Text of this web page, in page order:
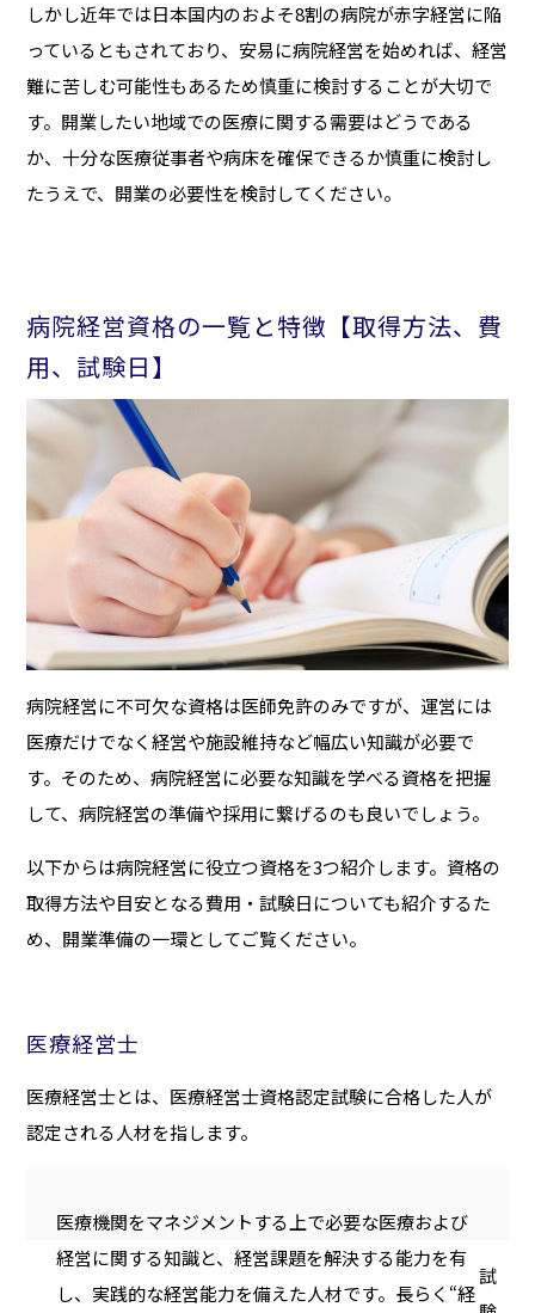
しかし近年では日本国内のおよそ8割の病院が赤字経営に陥
っているともされており、安易に病院経営を始めれば、経営
難に苦しむ可能性もあるため慎重に検討することが大切で
す。開業したい地域での医療に関する需要はどうである
か、十分な医療従事者や病床を確保できるか慎重に検討し
たうえで、開業の必要性を検討してください。
病院経営資格の一覧と特徴【取得方法、費
用、試験日】
病院経営に不可欠な資格は医師免許のみですが、運営には
医療だけでなく経営や施設維持など幅広い知識が必要で
す。そのため、病院経営に必要な知識を学べる資格を把握
して、病院経営の準備や採用に繋げるのも良いでしょう。
以下からは病院経営に役立つ資格を3つ紹介します。資格の
取得方法や目安となる費用・試験日についても紹介するた
め、開業準備の一環としてご覧ください。
医療経営士
医療経営士とは、医療経営士資格認定試験に合格した人が
認定される人材を指します。
医療機関をマネジメントする上で必要な医療および
経営に関する知識と、経営課題を解決する能力を有
し、実践的な経営能力を備えた人材です。長らく“経
試